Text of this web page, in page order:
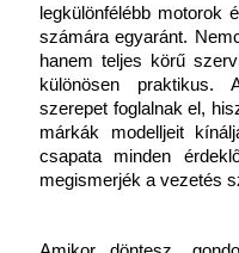
legkülönfélébb motorok
számára egyaránt.
hanem teljes körű
különösen praktikus.
szerepet foglalnak el,
márkák modelljeit
csapata minden
megismerjék a vezetés